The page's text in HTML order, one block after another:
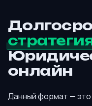
онлайн
Данный формат — это